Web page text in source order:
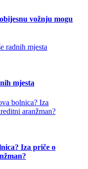
vožnju mogu
mjesta
Iza priče o